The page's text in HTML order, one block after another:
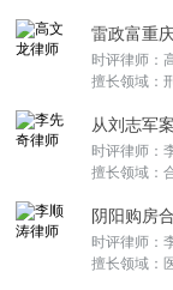
护 外商投
雷政富重
受贿？
时评律师：
擅长领域：
从刘志军
时评律师：
擅长领域：
护 外商投
阴阳购房
时评律师：
擅长领域：